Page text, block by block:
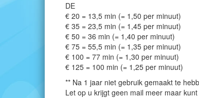
DE
€ 20 = 13,5 min (= 1,50 per minuut)
€ 35 = 23,5 min (= 1,45 per minuut)
€ 50 = 36 min (= 1,40 per minuut)
€ 75 = 55,5 min (= 1,35 per minuut)
€ 100 = 77 min (= 1,30 per minuut)
€ 125 = 100 min (= 1,25 per minuut)
** Na 1 jaar niet gebruik gemaakt te
Let op u krijgt geen mail meer maar